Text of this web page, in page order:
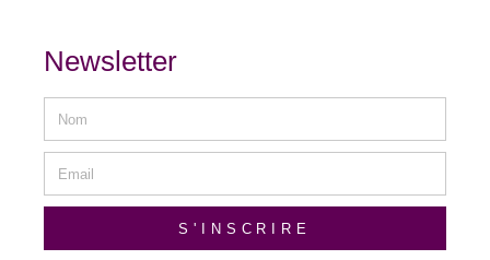
Newsletter
S'INSCRIRE